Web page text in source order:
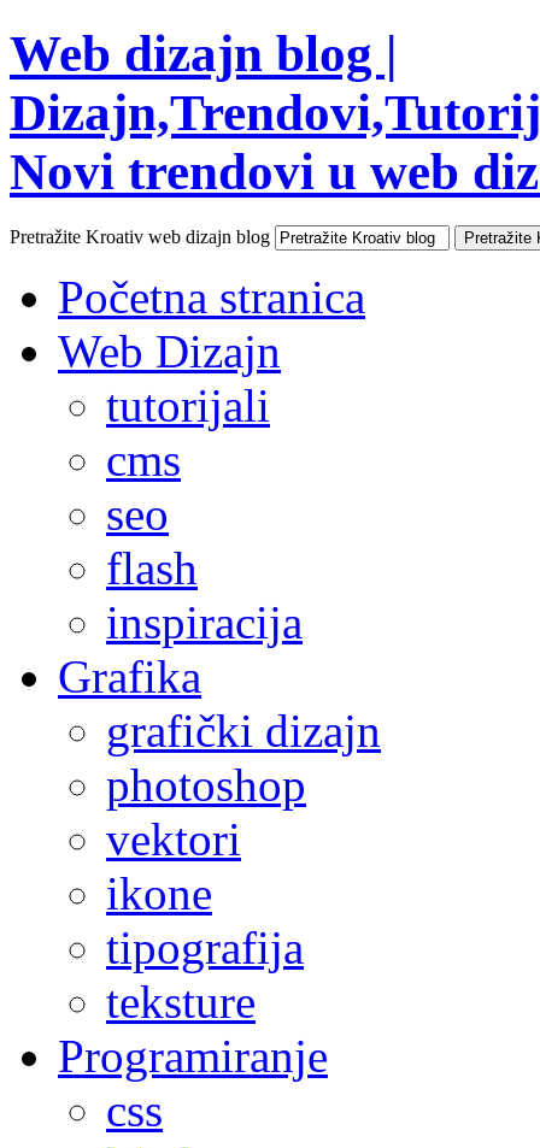
Web dizajn blog |
Novi trendovi u web
Pretražite Kroativ web dizajn blog
Početna stranica
Web Dizajn
tutorijali
cms
seo
flash
inspiracija
Grafika
grafički dizajn
photoshop
vektori
ikone
tipografija
teksture
Programiranje
css